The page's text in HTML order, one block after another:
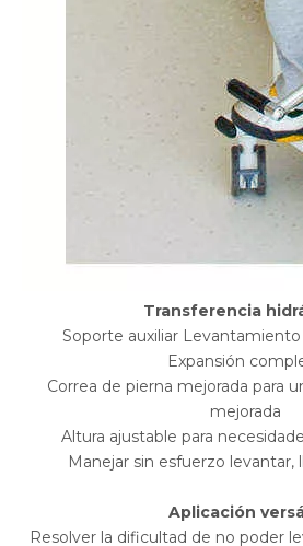
Transferencia
Soporte auxiliar Levantamiento
Expansión
Correa de pierna mejorada para
mejorada
Altura ajustable para
Manejar sin esfuerzo levantar,
Aplicación
Resolver la dificultad de no poder